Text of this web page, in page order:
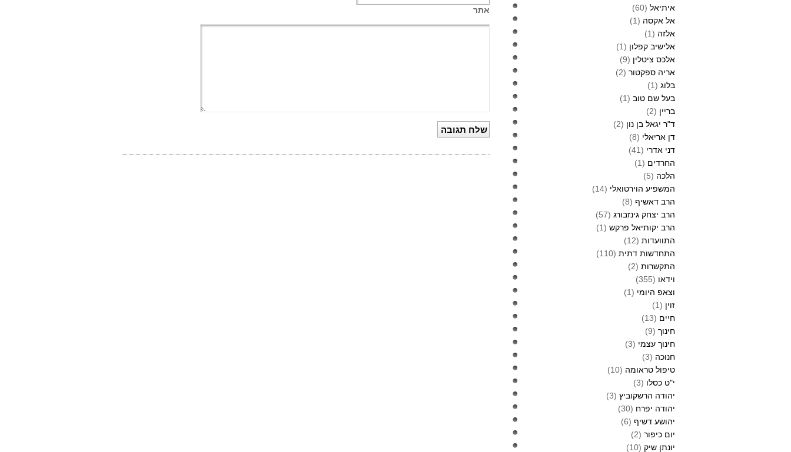
אתר
איתיאל (60)
אל אקסה (1)
אלזה (1)
אלישיב קפלון (1)
אלכס ציטלין (9)
אריה ספקטור (2)
בלוג (1)
בעל שם טוב (1)
בריין (2)
ד"ר יגאל בן נון (2)
דן אריאלי (8)
דני אדרי (41)
החרדים (1)
הלכה (5)
המשפיע הוירטואלי (14)
הרב דאשיף (8)
הרב יצחק גינזבורג (57)
הרב יקותיאל פרקש (1)
התוועדות (12)
התחדשות דתית (110)
התקשרות (2)
וידאו (355)
וצאפ היומי (1)
זוין (1)
חיים (13)
חינוך (9)
חינוך עצמי (3)
חנוכה (3)
טיפול טראומה (10)
י"ט כסלו (3)
יהודה הרשקוביץ (3)
יהודה יפרח (30)
יהושע דשיף (6)
יום כיפור (2)
יונתן שיק (10)